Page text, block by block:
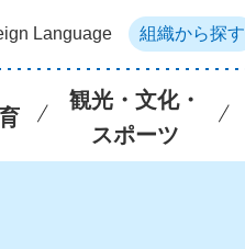
Language 組織から探す
観光・文化・
スポーツ